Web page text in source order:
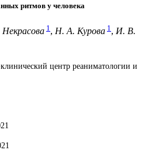
ритмов у человека
1 , Н. А. Курова 1 , И. В.
центр реаниматологии и